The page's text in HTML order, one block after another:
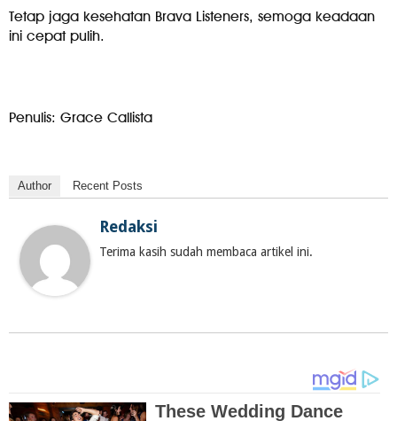
Tetap jaga kesehatan Brava Listeners, semoga keadaan
ini cepat pulih.
Penulis: Grace Callista
Author Recent Posts
Redaksi
Terima kasih sudah membaca artikel ini.